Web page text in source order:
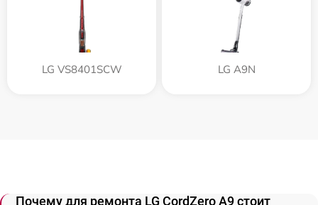
LG VS8401SCW LG A9N
Почему для ремонта LG CordZero A9 стоит